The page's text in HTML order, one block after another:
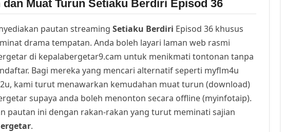
dan Muat Turun Setiaku Berdiri Episod 36
pautan streaming Setiaku Berdiri Episod 36 khusus
drama tempatan. Anda boleh layari laman web rasmi
di kepalabergetar9.cam untuk menikmati tontonan tanpa
Bagi mereka yang mencari alternatif seperti myflm4u
kami turut menawarkan kemudahan muat turun (download)
supaya anda boleh menonton secara offline (myinfotaip).
pautan ini dengan rakan-rakan yang turut meminati sajian
.